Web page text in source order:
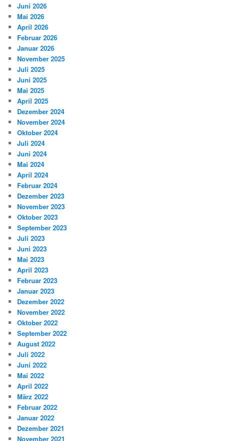
Juni 2026
Mai 2026
April 2026
Februar 2026
Januar 2026
November 2025
Juli 2025
Juni 2025
Mai 2025
April 2025
Dezember 2024
November 2024
Oktober 2024
Juli 2024
Juni 2024
Mai 2024
April 2024
Februar 2024
Dezember 2023
November 2023
Oktober 2023
September 2023
Juli 2023
Juni 2023
Mai 2023
April 2023
Februar 2023
Januar 2023
Dezember 2022
November 2022
Oktober 2022
September 2022
August 2022
Juli 2022
Juni 2022
Mai 2022
April 2022
März 2022
Februar 2022
Januar 2022
Dezember 2021
November 2021